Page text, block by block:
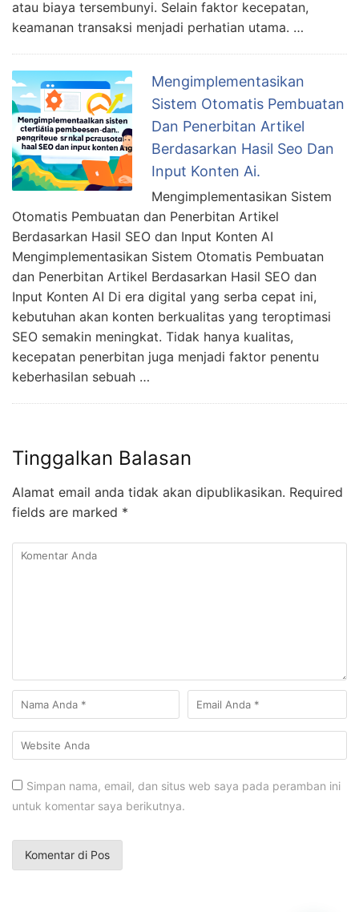
atau biaya tersembunyi. Selain faktor kecepatan,
keamanan transaksi menjadi perhatian utama. …
Mengimplementasikan
Sistem Otomatis Pembuatan
Dan Penerbitan Artikel
Berdasarkan Hasil Seo Dan
Input Konten Ai.
Mengimplementasikan Sistem
Otomatis Pembuatan dan Penerbitan Artikel
Berdasarkan Hasil SEO dan Input Konten AI
Mengimplementasikan Sistem Otomatis Pembuatan
dan Penerbitan Artikel Berdasarkan Hasil SEO dan
Input Konten AI Di era digital yang serba cepat ini,
kebutuhan akan konten berkualitas yang teroptimasi
SEO semakin meningkat. Tidak hanya kualitas,
kecepatan penerbitan juga menjadi faktor penentu
keberhasilan sebuah …
Tinggalkan Balasan
Alamat email anda tidak akan dipublikasikan. Required
fields are marked *
Simpan nama, email, dan situs web saya pada peramban ini
untuk komentar saya berikutnya.